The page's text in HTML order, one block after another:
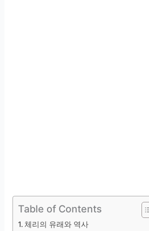
Table of Contents
체리의 유래와 역사